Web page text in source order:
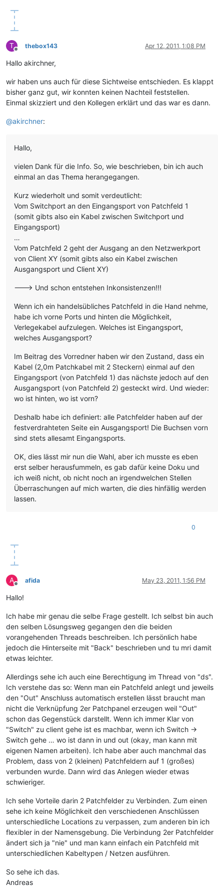
T
Offline
thebox143 Apr 12, 2011, 1:08 PM
Hallo akirchner,
wir haben uns auch für diese Sichtweise entschieden. Es klappt
bisher ganz gut, wir konnten keinen Nachteil feststellen.
Einmal skizziert und den Kollegen erklärt und das war es dann.
@akirchner:
Hallo,
vielen Dank für die Info. So, wie beschrieben, bin ich auch
einmal an das Thema herangegangen.
Kurz wiederholt und somit verdeutlicht:
Vom Switchport an den Eingangsport von Patchfeld 1
(somit gibts also ein Kabel zwischen Switchport und
Eingangsport)
…
Vom Patchfeld 2 geht der Ausgang an den Netzwerkport
von Client XY (somit gibts also ein Kabel zwischen
Ausgangsport und Client XY)
---> Und schon entstehen Inkonsistenzen!!!
Wenn ich ein handelsübliches Patchfeld in die Hand nehme,
habe ich vorne Ports und hinten die Möglichkeit,
Verlegekabel aufzulegen. Welches ist Eingangsport,
welches Ausgangsport?
Im Beitrag des Vorredner haben wir den Zustand, dass ein
Kabel (2,0m Patchkabel mit 2 Steckern) einmal auf den
Eingangsport (von Patchfeld 1) das nächste jedoch auf den
Ausgangsport (von Patchfeld 2) gesteckt wird. Und wieder:
wo ist hinten, wo ist vorn?
Deshalb habe ich definiert: alle Patchfelder haben auf der
festverdrahteten Seite ein Ausgangsport! Die Buchsen vorn
sind stets allesamt Eingangsports.
OK, dies lässt mir nun die Wahl, aber ich musste es eben
erst selber herausfummeln, es gab dafür keine Doku und
ich weiß nicht, ob nicht noch an irgendwelchen Stellen
Überraschungen auf mich warten, die dies hinfällig werden
lassen.
0
A
Offline
afida May 23, 2011, 1:56 PM
Hallo!
Ich habe mir genau die selbe Frage gestellt. Ich selbst bin auch
den selben Lösungsweg gegangen den die beiden
vorangehenden Threads beschreiben. Ich persönlich habe
jedoch die Hinterseite mit "Back" beschrieben und tu mri damit
etwas leichter.
Allerdings sehe ich auch eine Berechtigung im Thread von "ds".
Ich verstehe das so: Wenn man ein Patchfeld anlegt und jeweils
den "Out" Anschluss automatisch erstellen lässt braucht man
nicht die Verknüpfung 2er Patchpanel erzeugen weil "Out"
schon das Gegenstück darstellt. Wenn ich immer Klar von
"Switch" zu client gehe ist es machbar, wenn ich Switch ->
Switch gehe … wo ist dann in und out (okay, man kann mit
eigenen Namen arbeiten). Ich habe aber auch manchmal das
Problem, dass von 2 (kleinen) Patchfeldern auf 1 (großes)
verbunden wurde. Dann wird das Anlegen wieder etwas
schwieriger.
Ich sehe Vorteile darin 2 Patchfelder zu Verbinden. Zum einen
sehe ich keine Möglichkeit den verschiedenen Anschlüssen
unterschiedliche Locations zu verpassen, zum anderen bin ich
flexibler in der Namensgebung. Die Verbindung 2er Patchfelder
ändert sich ja "nie" und man kann einfach ein Patchfeld mit
unterschiedlichen Kabeltypen / Netzen ausführen.
So sehe ich das.
Andreas